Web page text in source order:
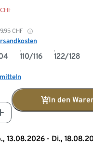
CHF
CHF
110/116 122/128
In den
13.08.2026 - Di.,